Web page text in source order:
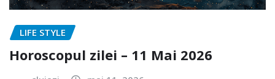
LIFE STYLE
Horoscopul zilei – 11 Mai 2026